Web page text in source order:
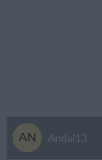
Andal13